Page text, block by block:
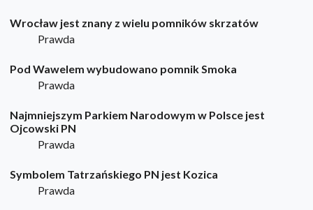
Wrocław jest znany z wielu pomników skrzatów
Prawda
Pod Wawelem wybudowano pomnik Smoka
Prawda
Najmniejszym Parkiem Narodowym w Polsce jest
Ojcowski PN
Prawda
Symbolem Tatrzańskiego PN jest Kozica
Prawda